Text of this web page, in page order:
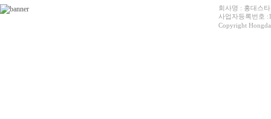
회사명 : 홍대스
사업자등록번호
Copyright